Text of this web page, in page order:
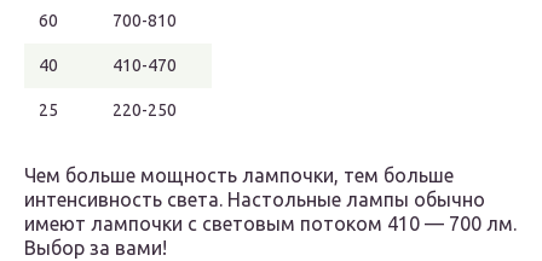
60 700-810
40 410-470
25 220-250
Чем больше мощность лампочки, тем больше
интенсивность света. Настольные лампы обычно
имеют лампочки с световым потоком 410 — 700 лм.
Выбор за вами!